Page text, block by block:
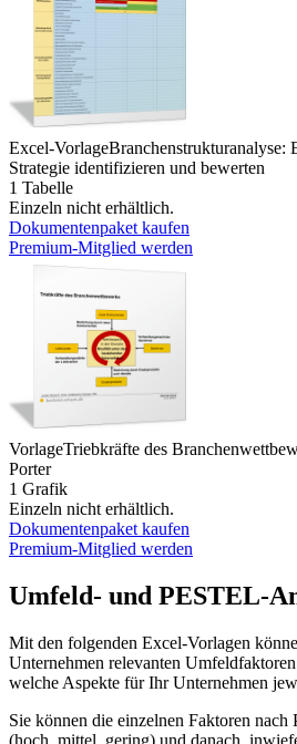
Excel-VorlageBranchenstrukturanalyse:
Strategie identifizieren und bewerten
1 Tabelle
Einzeln nicht erhältlich.
Dokumentenpaket kaufen
Premium-Mitglied werden
VorlageTriebkräfte des
Porter
1 Grafik
Einzeln nicht erhältlich.
Dokumentenpaket kaufen
Premium-Mitglied werden
Umfeld- und PESTEL-
Mit den folgenden Excel-Vorlagen
Unternehmen relevanten
welche Aspekte für Ihr Unternehmen
Sie können die einzelnen Faktoren nach
(hoch, mittel, gering) und danach,